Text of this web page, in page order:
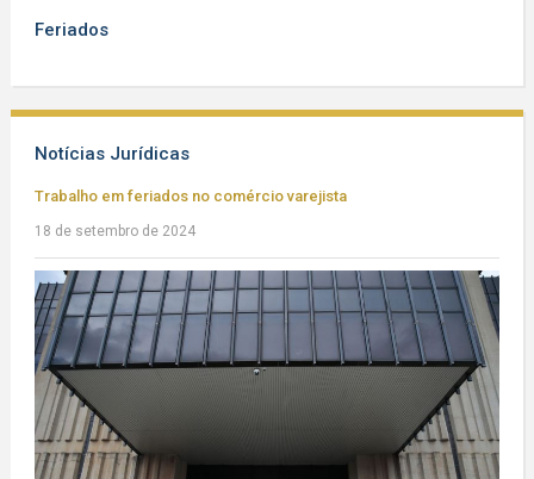
Feriados
Notícias Jurídicas
Trabalho em feriados no comércio varejista
18 de setembro de 2024